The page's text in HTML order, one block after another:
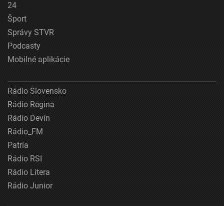
24
Šport
Správy STVR
Podcasty
Mobilné aplikácie
Rádio Slovensko
Rádio Regina
Rádio Devín
Rádio_FM
Patria
Rádio RSI
Rádio Litera
Rádio Junior